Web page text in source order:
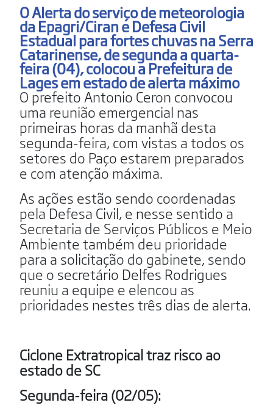
O Alerta do serviço de meteorologia
da Epagri/Ciran e Defesa Civil
Estadual para fortes chuvas na Serra
Catarinense, de segunda a quarta-
feira (04), colocou a Prefeitura de
Lages em estado de alerta máximo
O prefeito Antonio Ceron convocou
uma reunião emergencial nas
primeiras horas da manhã desta
segunda-feira, com vistas a todos os
setores do Paço estarem preparados
e com atenção máxima.
As ações estão sendo coordenadas
pela Defesa Civil, e nesse sentido a
Secretaria de Serviços Públicos e Meio
Ambiente também deu prioridade
para a solicitação do gabinete, sendo
que o secretário Delfes Rodrigues
reuniu a equipe e elencou as
prioridades nestes três dias de alerta.
Ciclone Extratropical traz risco ao
estado de SC
Segunda-feira (02/05):